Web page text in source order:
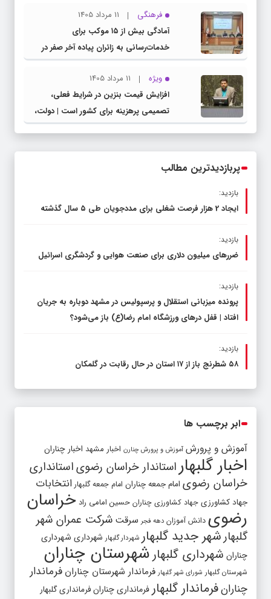
مدیرکل آموزش و پرورش خراسان رضوی
فرهنگی
11 مرداد 1405
آمادگی بیش از ۱۵ موکب برای
خدمات‌رسانی به زائران پیاده آخر صفر در
شهرستان چناران
ویژه
11 مرداد 1405
افزایش قیمت بنزین در شرایط فعلی،
تصمیمی پرهزینه برای کشور است | دولت،
قاچاق سوخت و عوامل اصلی ناترازی را
پربازدیدترین مطالب
بازدید:
ایجاد 2 هزار فرصت شغلی برای مددجویان طی ۵ سال گذشته
بازدید:
ضررهای میلیون دلاری برای صنعت هوایی و گردشگری اسرائیل
بازدید:
پرونده میزبانی استقلال و پرسپولیس در مشهد دوباره به جریان
افتاد | قفل در‌های ورزشگاه امام رضا(ع) باز می‌شود؟
بازدید:
۵۸ شطرنج‌ باز از ۱۷ استان در حال رقابت در گلمکان
ابر برچسب ها
آموزش و پرورش آموزش و پرورش چنارن اخبار مشهد اخبار چناران
اخبار گلبهار استاندار خراسان رضویاستانداری
خراسان رضوی امام جمعه چناران امام جمعه گلبهار انتخابات
جهاد کشاورزی جهاد کشاورزی چناران حسین امامی راد خراسان
رضوی دانش آموزان دهه فجر سرقت شرکت عمران شهر
گلبهارشهر جدید گلبهار شهردار گلبهار شهرداری شهرداری
چناران شهرداری گلبهار شهرستان چناران
شهرستان گلبهار شورای شهر گلبهار فرماندار شهرستان چناران فرماندار
چنارانفرماندار گلبهار فرمانداری چنارانفرمانداری گلبهار